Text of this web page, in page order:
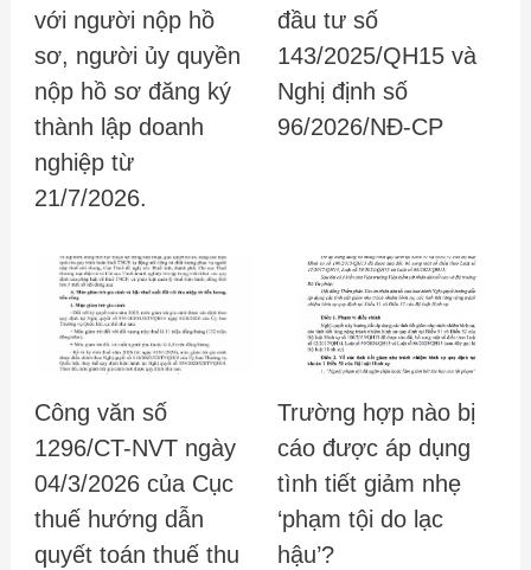
với người nộp hồ
sơ, người ủy quyền
nộp hồ sơ đăng ký
thành lập doanh
nghiệp từ
21/7/2026.
đầu tư số
143/2025/QH15 và
Nghị định số
96/2026/NĐ-CP
Công văn số
1296/CT-NVT ngày
04/3/2026 của Cục
thuế hướng dẫn
quyết toán thuế thu
Trường hợp nào bị
cáo được áp dụng
tình tiết giảm nhẹ
‘phạm tội do lạc
hậu’?